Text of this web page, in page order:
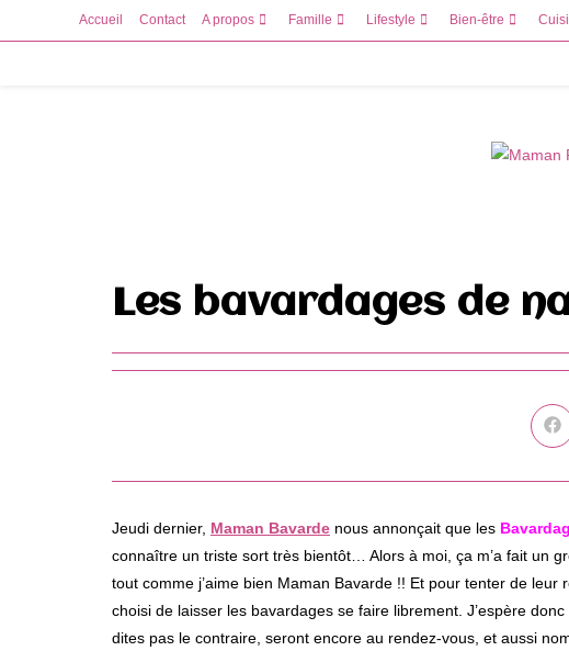
to
Accueil Contact A propos Famille Lifestyle Bien-être
Les bavardages de
Jeudi dernier, Maman Bavarde nous annonçait que les
connaître un triste sort très bientôt… Alors à moi, ça m’a fait un
tout comme j’aime bien Maman Bavarde !! Et pour tenter de
choisi de laisser les bavardages se faire librement. J’espère
dites pas le contraire, seront encore au rendez-vous, et aussi